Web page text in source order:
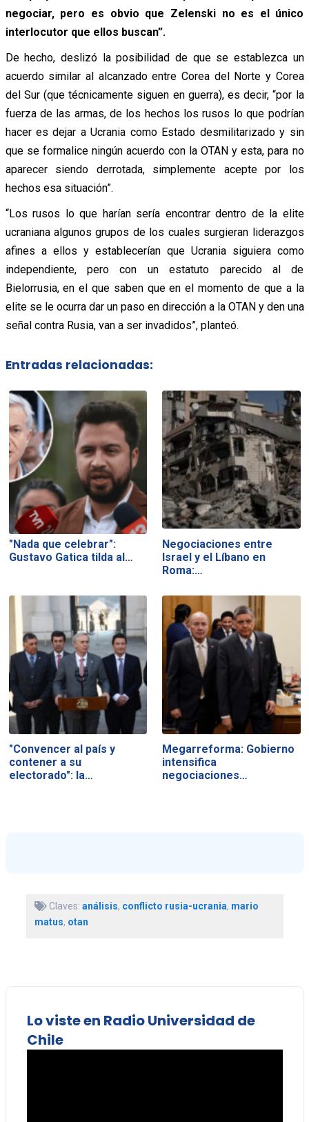
negociar, pero es obvio que Zelenski no es el único
interlocutor que ellos buscan”.
De hecho, deslizó la posibilidad de que se establezca un
acuerdo similar al alcanzado entre Corea del Norte y Corea
del Sur (que técnicamente siguen en guerra), es decir, “por la
fuerza de las armas, de los hechos los rusos lo que podrían
hacer es dejar a Ucrania como Estado desmilitarizado y sin
que se formalice ningún acuerdo con la OTAN y esta, para no
aparecer siendo derrotada, simplemente acepte por los
hechos esa situación”.
“Los rusos lo que harían sería encontrar dentro de la elite
ucraniana algunos grupos de los cuales surgieran liderazgos
afines a ellos y establecerían que Ucrania siguiera como
independiente, pero con un estatuto parecido al de
Bielorrusia, en el que saben que en el momento de que a la
elite se le ocurra dar un paso en dirección a la OTAN y den una
señal contra Rusia, van a ser invadidos”, planteó.
Entradas relacionadas:
"Nada que celebrar":
Gustavo Gatica tilda al…
Negociaciones entre
Israel y el Líbano en
Roma:…
"Convencer al país y
contener a su
electorado": la…
Megarreforma: Gobierno
intensifica
negociaciones…
Claves: análisis, conflicto rusia-ucrania, mario
matus, otan
Lo viste en Radio Universidad de
Chile